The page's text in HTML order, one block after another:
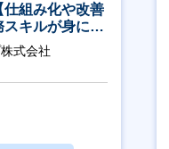
仕組み化や改善
キルが身につ
超の事業会
式会社